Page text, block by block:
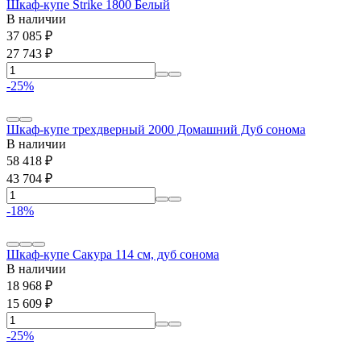
Шкаф-купе Strike 1800 Белый
В наличии
37 085 ₽
27 743 ₽
-25%
Шкаф-купе трехдверный 2000 Домашний Дуб сонома
В наличии
58 418 ₽
43 704 ₽
-18%
Шкаф-купе Сакура 114 см, дуб сонома
В наличии
18 968 ₽
15 609 ₽
-25%